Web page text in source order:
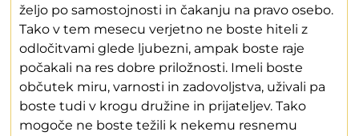
željo po samostojnosti in čakanju na pravo osebo.
Tako v tem mesecu verjetno ne boste hiteli z
odločitvami glede ljubezni, ampak boste raje
počakali na res dobre priložnosti. Imeli boste
občutek miru, varnosti in zadovoljstva, uživali pa
boste tudi v krogu družine in prijateljev. Tako
mogoče ne boste težili k nekemu resnemu